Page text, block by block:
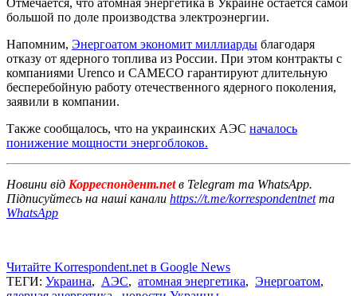
большой по доле производства электроэнергии.
Напомним, Энергоатом экономит миллиарды благодаря
отказу от ядерного топлива из России. При этом контракты с
компаниями Urenco и CAMECO гарантируют длительную
бесперебойную работу отечественного ядерного поколения,
заявили в компании.
Также сообщалось, что на украинских АЭС началось
понижение мощности энергоблоков.
Новини від Корреспондент.netв Telegram та WhatsApp.
Підписуйтесь на наші канали https://t.me/korrespondentnetта
WhatsApp
Читайте Korrespondent.net в Google News
ТЕГИ: Украина, АЭС, атомная энергетика, Энергоатом,